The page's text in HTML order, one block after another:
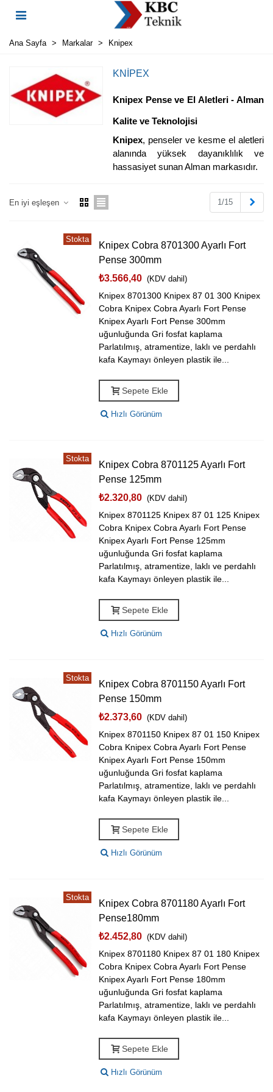
Ana Sayfa > Markalar > Knipex
KNIPEX
Knipex Pense ve El Aletleri - Alman
Kalite ve Teknolojisi
Knipex, penseler ve kesme el aletleri
alanında yüksek dayanıklılık ve
hassasiyet sunan Alman markasıdır.
En iyi eşleşen 1/15
Stokta
Knipex Cobra 8701300 Ayarlı Fort
Pense 300mm
₺3.566,40 (KDV dahil)
Knipex 8701300 Knipex 87 01 300 Knipex
Cobra Knipex Cobra Ayarlı Fort Pense
Knipex Ayarlı Fort Pense 300mm
uğunluğunda Gri fosfat kaplama
Parlatılmış, atramentize, laklı ve perdahlı
kafa Kaymayı önleyen plastik ile...
Sepete Ekle
Hızlı Görünüm
Stokta
Knipex Cobra 8701125 Ayarlı Fort
Pense 125mm
₺2.320,80 (KDV dahil)
Knipex 8701125 Knipex 87 01 125 Knipex
Cobra Knipex Cobra Ayarlı Fort Pense
Knipex Ayarlı Fort Pense 125mm
uğunluğunda Gri fosfat kaplama
Parlatılmış, atramentize, laklı ve perdahlı
kafa Kaymayı önleyen plastik ile...
Sepete Ekle
Hızlı Görünüm
Stokta
Knipex Cobra 8701150 Ayarlı Fort
Pense 150mm
₺2.373,60 (KDV dahil)
Knipex 8701150 Knipex 87 01 150 Knipex
Cobra Knipex Cobra Ayarlı Fort Pense
Knipex Ayarlı Fort Pense 150mm
uğunluğunda Gri fosfat kaplama
Parlatılmış, atramentize, laklı ve perdahlı
kafa Kaymayı önleyen plastik ile...
Sepete Ekle
Hızlı Görünüm
Stokta
Knipex Cobra 8701180 Ayarlı Fort
Pense180mm
₺2.452,80 (KDV dahil)
Knipex 8701180 Knipex 87 01 180 Knipex
Cobra Knipex Cobra Ayarlı Fort Pense
Knipex Ayarlı Fort Pense 180mm
uğunluğunda Gri fosfat kaplama
Parlatılmış, atramentize, laklı ve perdahlı
kafa Kaymayı önleyen plastik ile...
Sepete Ekle
Hızlı Görünüm